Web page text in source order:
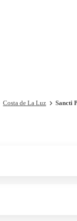
Costa de La Luz Sancti